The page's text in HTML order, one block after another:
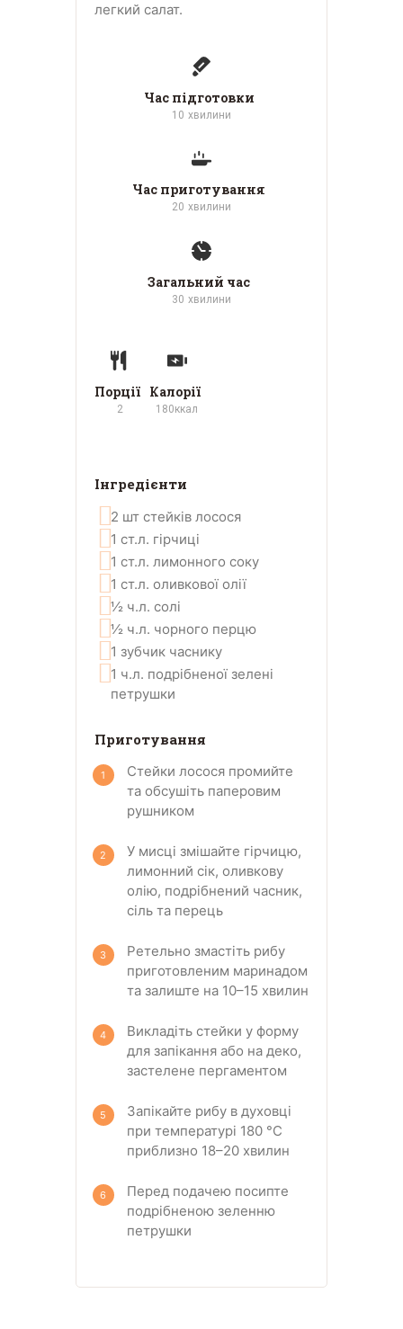
легкий салат.
Час підготовки
10 хвилини
Час приготування
20 хвилини
Загальний час
30 хвилини
Порції
2
Калорії
180ккал
Інгредієнти
2 шт стейків лосося
1 ст.л. гірчиці
1 ст.л. лимонного соку
1 ст.л. оливкової олії
½ ч.л. солі
½ ч.л. чорного перцю
1 зубчик часнику
1 ч.л. подрібненої зелені
петрушки
Приготування
Стейки лосося промийте
та обсушіть паперовим
рушником
У мисці змішайте гірчицю,
лимонний сік, оливкову
олію, подрібнений часник,
сіль та перець
Ретельно змастіть рибу
приготовленим маринадом
та залиште на 10–15 хвилин
Викладіть стейки у форму
для запікання або на деко,
застелене пергаментом
Запікайте рибу в духовці
при температурі 180 °C
приблизно 18–20 хвилин
Перед подачею посипте
подрібненою зеленню
петрушки